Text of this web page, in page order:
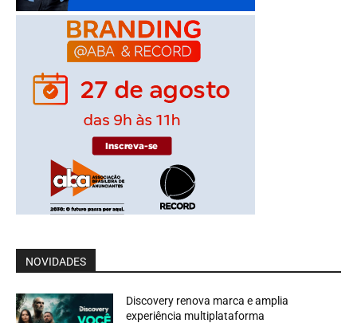
NOVIDADES
Discovery renova marca e amplia
experiência multiplataforma